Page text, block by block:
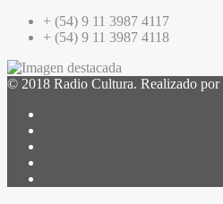
+ (54) 9 11 3987 4117
+ (54) 9 11 3987 4118
© 2018 Radio Cultura. Realizado por